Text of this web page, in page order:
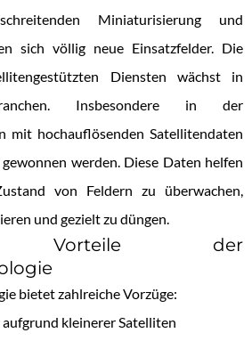
Miniaturisierung und
sich völlig neue Einsatzfelder. Die
Diensten wächst in
Insbesondere in der
mit hochauflösenden Satellitendaten
werden. Diese Daten helfen
von Feldern zu überwachen,
und gezielt zu düngen.
Vorteile der
bietet zahlreiche Vorzüge:
kleinerer Satelliten